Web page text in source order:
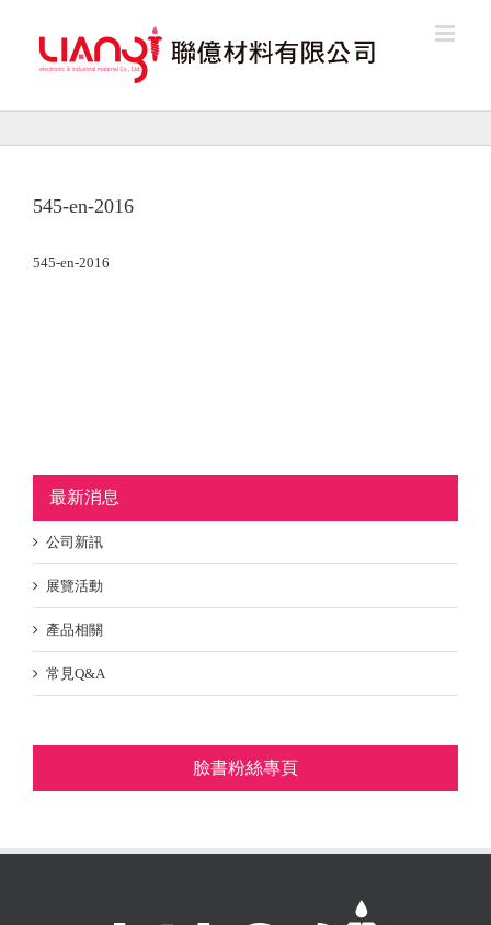
content
545-en-2016
545-en-2016
最新消息
公司新訊
展覽活動
產品相關
常見Q&A
臉書粉絲專頁